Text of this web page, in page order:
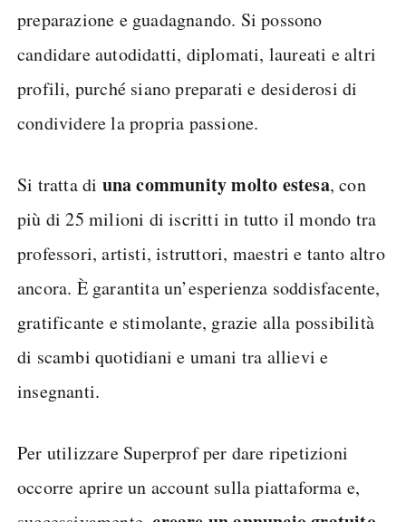
preparazione e guadagnando. Si possono
candidare autodidatti, diplomati, laureati e altri
profili, purché siano preparati e desiderosi di
condividere la propria passione.
Si tratta di una community molto estesa, con
più di 25 milioni di iscritti in tutto il mondo tra
professori, artisti, istruttori, maestri e tanto altro
ancora. È garantita un’esperienza soddisfacente,
gratificante e stimolante, grazie alla possibilità
di scambi quotidiani e umani tra allievi e
insegnanti.
Per utilizzare Superprof per dare ripetizioni
occorre aprire un account sulla piattaforma e,